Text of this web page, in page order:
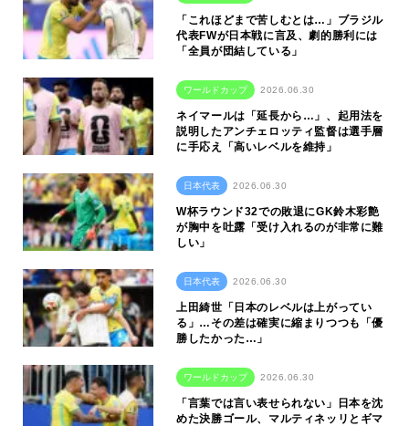
「これほどまで苦しむとは…」ブラジル
代表FWが日本戦に言及、劇的勝利には
「全員が団結している」
ワールドカップ 2026.06.30
ネイマールは「延長から…」、起用法を
説明したアンチェロッティ監督は選手層
に手応え「高いレベルを維持」
日本代表 2026.06.30
W杯ラウンド32での敗退にGK鈴木彩艶
が胸中を吐露「受け入れるのが非常に難
しい」
日本代表 2026.06.30
上田綺世「日本のレベルは上がってい
る」…その差は確実に縮まりつつも「優
勝したかった…」
ワールドカップ 2026.06.30
「言葉では言い表せられない」日本を沈
めた決勝ゴール、マルティネッリとギマ